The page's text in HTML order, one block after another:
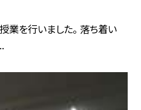
業を行いました。 落ち着い